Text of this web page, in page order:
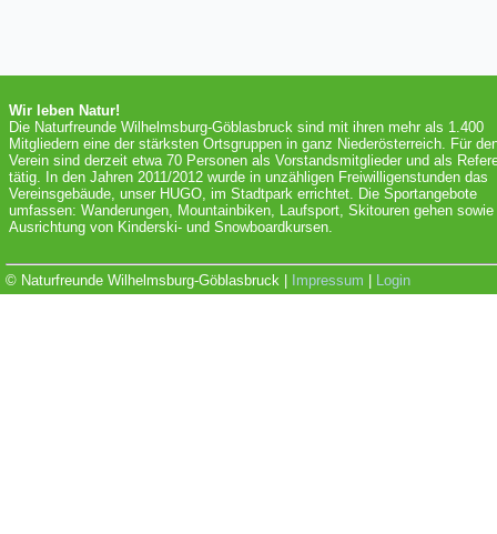
Wir leben Natur!
Die Naturfreunde Wilhelmsburg-Göblasbruck sind mit ihren mehr als 1.400
Mitgliedern eine der stärksten Ortsgruppen in ganz Niederösterreich. Für
Verein sind derzeit etwa 70 Personen als Vorstandsmitglieder und als
tätig. In den Jahren 2011/2012 wurde in unzähligen Freiwilligenstunden das
Vereinsgebäude, unser HUGO, im Stadtpark errichtet. Die Sportangebote
umfassen: Wanderungen, Mountainbiken, Laufsport, Skitouren gehen sowie
Ausrichtung von Kinderski- und Snowboardkursen.
© Naturfreunde Wilhelmsburg-Göblasbruck | Impressum Login